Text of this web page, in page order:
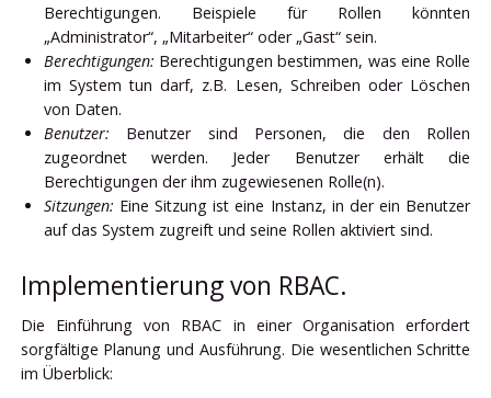
Berechtigungen. Beispiele für Rollen könnten
„Administrator“, „Mitarbeiter“ oder „Gast“ sein.
Berechtigungen: Berechtigungen bestimmen, was eine Rolle
im System tun darf, z.B. Lesen, Schreiben oder Löschen
von Daten.
Benutzer: Benutzer sind Personen, die den Rollen
zugeordnet werden. Jeder Benutzer erhält die
Berechtigungen der ihm zugewiesenen Rolle(n).
Sitzungen: Eine Sitzung ist eine Instanz, in der ein Benutzer
auf das System zugreift und seine Rollen aktiviert sind.
Implementierung von RBAC.
Die Einführung von RBAC in einer Organisation erfordert
sorgfältige Planung und Ausführung. Die wesentlichen Schritte
im Überblick: